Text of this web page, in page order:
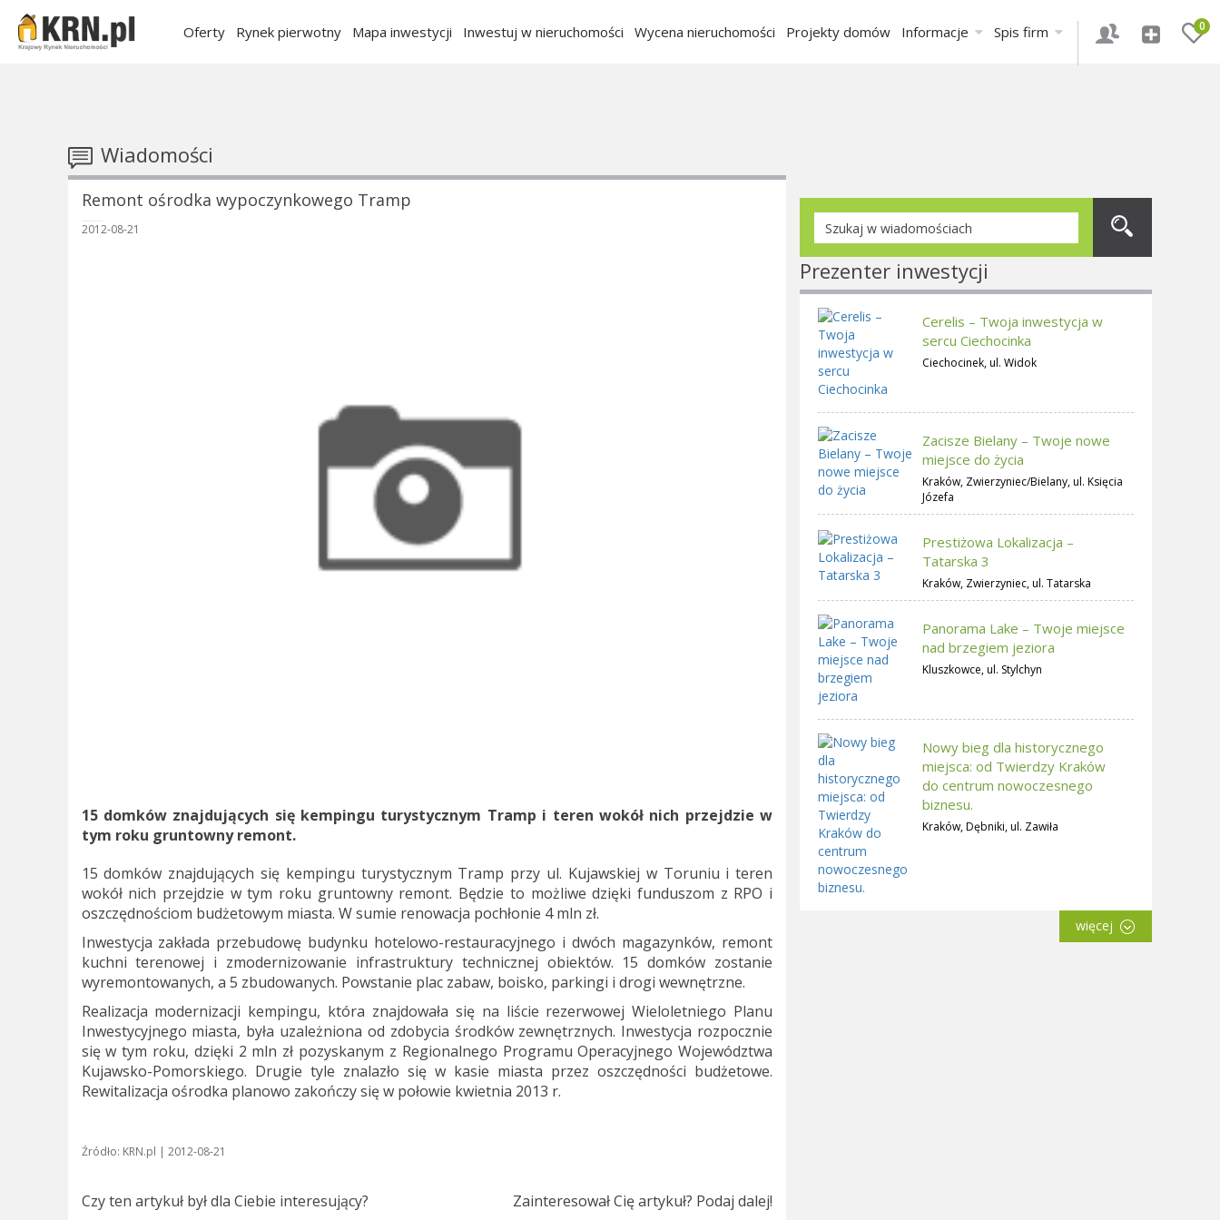
0
Oferty Rynek pierwotny Mapa inwestycji Inwestuj w nieruchomości Wycena nieruchomości Projekty domów Informacje Spis firm
Wiadomości
Remont ośrodka wypoczynkowego Tramp
2012-08-21
15 domków znajdujących się kempingu turystycznym Tramp i teren wokół nich przejdzie w
tym roku gruntowny remont.
15 domków znajdujących się kempingu turystycznym Tramp przy ul. Kujawskiej w Toruniu i teren
wokół nich przejdzie w tym roku gruntowny remont. Będzie to możliwe dzięki funduszom z RPO i
oszczędnościom budżetowym miasta. W sumie renowacja pochłonie 4 mln zł.
Inwestycja zakłada przebudowę budynku hotelowo-restauracyjnego i dwóch magazynków, remont
kuchni terenowej i zmodernizowanie infrastruktury technicznej obiektów. 15 domków zostanie
wyremontowanych, a 5 zbudowanych. Powstanie plac zabaw, boisko, parkingi i drogi wewnętrzne.
Realizacja modernizacji kempingu, która znajdowała się na liście rezerwowej Wieloletniego Planu
Inwestycyjnego miasta, była uzależniona od zdobycia środków zewnętrznych. Inwestycja rozpocznie
się w tym roku, dzięki 2 mln zł pozyskanym z Regionalnego Programu Operacyjnego Województwa
Kujawsko-Pomorskiego. Drugie tyle znalazło się w kasie miasta przez oszczędności budżetowe.
Rewitalizacja ośrodka planowo zakończy się w połowie kwietnia 2013 r.
Źródło: KRN.pl | 2012-08-21
Czy ten artykuł był dla Ciebie interesujący? Zainteresował Cię artykuł? Podaj dalej!
Prezenter inwestycji
Cerelis – Twoja inwestycja w
sercu Ciechocinka
Ciechocinek, ul. Widok
Zacisze Bielany – Twoje nowe
miejsce do życia
Kraków, Zwierzyniec/Bielany, ul. Księcia
Józefa
Prestiżowa Lokalizacja –
Tatarska 3
Kraków, Zwierzyniec, ul. Tatarska
Panorama Lake – Twoje miejsce
nad brzegiem jeziora
Kluszkowce, ul. Stylchyn
Nowy bieg dla historycznego
miejsca: od Twierdzy Kraków
do centrum nowoczesnego
biznesu.
Kraków, Dębniki, ul. Zawiła
więcej